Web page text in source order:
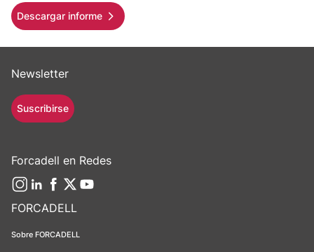
Descargar informe
FORCADELL
Sobre FORCADELL
Newsletter
Suscribirse
Forcadell en Redes